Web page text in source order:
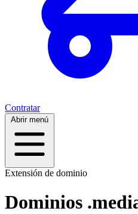
Contratar
Abrir menú
Extensión de dominio
Dominios